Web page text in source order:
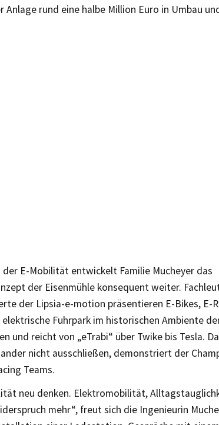
Anlage rund eine halbe Million Euro in Umbau
E-Mobilität entwickelt Familie Mucheyer das
der Eisenmühle konsequent weiter.
der Lipsia-e-motion präsentieren E-Bikes, E-
Fuhrpark im historischen Ambiente
und reicht von „eTrabi“ über Twike bis Tesla.
nicht ausschließen, demonstriert der
Teams.
neu denken. Elektromobilität,
mehr“, freut sich die Ingenieurin